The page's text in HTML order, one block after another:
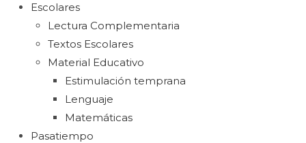
Escolares
Lectura Complementaria
Textos Escolares
Material Educativo
Estimulación temprana
Lenguaje
Matemáticas
Pasatiempo